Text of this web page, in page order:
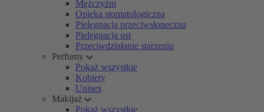
Mężczyźni
Opieka stomatologiczna
Pielęgnacja przeciwsłoneczna
Pielęgnacja ust
Przeciwdziałanie starzeniu
Perfumy
Pokaż wszystkie
Kobiety
Unisex
Makijaż
Pokaż wszystkie